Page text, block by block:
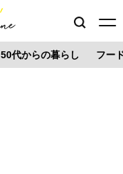
50代からの暮らし フー